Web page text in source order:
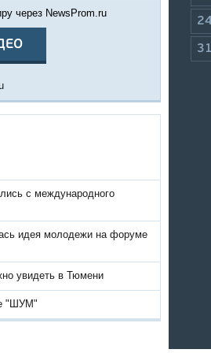
через NewsProm.ru
с международного
идея молодежи на форуме
увидеть в Тюмени
"ШУМ"
31